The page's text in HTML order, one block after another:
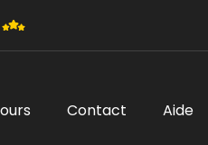
Contact Aide